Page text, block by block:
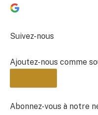
Suivez-nous
Ajoutez-nous comme
Abonnez-vous à notre